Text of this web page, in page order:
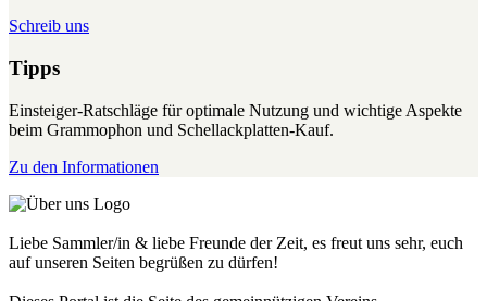
Schreib uns
Tipps
Einsteiger-Ratschläge für optimale Nutzung und wichtige Aspekte
beim Grammophon und Schellackplatten-Kauf.
Zu den Informationen
Liebe Sammler/in & liebe Freunde der Zeit, es freut uns sehr, euch
auf unseren Seiten begrüßen zu dürfen!